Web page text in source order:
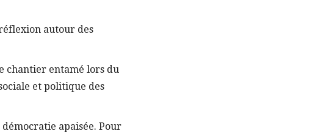
autour des
chantier entamé lors du
et politique des
apaisée. Pour